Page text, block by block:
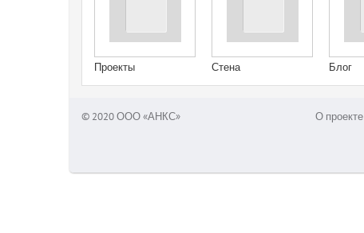
Проекты Стена Блог
© 2020 ООО «АНКС» О проекте